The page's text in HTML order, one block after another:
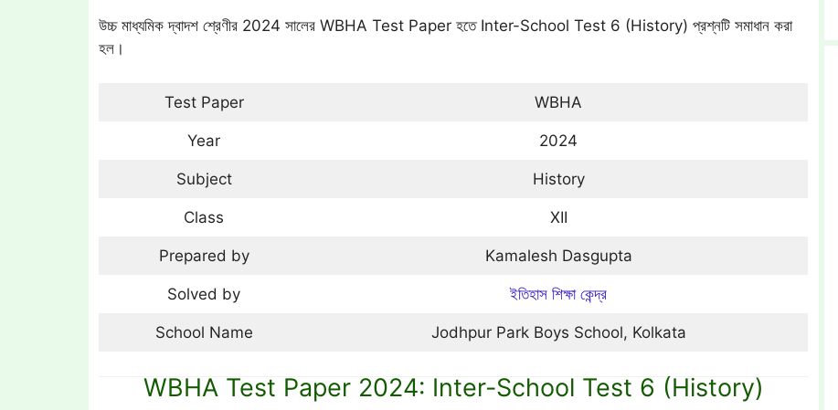
উচ্চ মাধ্যমিক দ্বাদশ শ্রেণীর 2024 সালের WBHA Test Paper হতে Inter-School Test 6 (History) প্রশ্নটি সমাধান করা
হল।
Test Paper WBHA
Year 2024
Subject History
Class XII
Prepared by Kamalesh Dasgupta
Solved by ইতিহাস শিক্ষা কেন্দ্র
School Name Jodhpur Park Boys School, Kolkata
WBHA Test Paper 2024: Inter-School Test 6 (History)